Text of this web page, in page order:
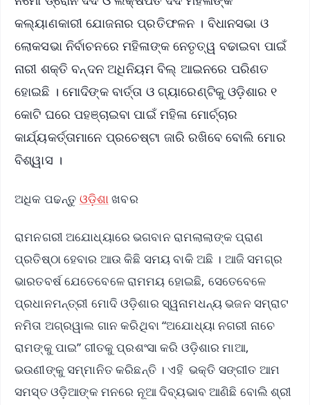
କଲ୍ୟାଣକାରୀ ଯୋଜନାର ପ୍ରତିଫଳନ । ବିଧାନସଭା ଓ
ଲୋକସଭା ନିର୍ବାଚନରେ ମହିଳାଙ୍କ ନେତୃତ୍ୱ ବଢାଇବା ପାଇଁ
ନାରୀ ଶକ୍ତି ବନ୍ଦନ ଅଧିନିୟମ ବିଲ୍ ଆଇନରେ ପରିଣତ
ହୋଇଛି । ମୋଦିଙ୍କ ବାର୍ତ୍ତା ଓ ଗ୍ୟାରେଣ୍ଟିକୁ ଓଡ଼ିଶାର ୧
କୋଟି ଘରେ ପହଞ୍ଚାଇବା ପାଇଁ ମହିଳା ମୋର୍ଚ୍ଚାର
କାର୍ଯ୍ୟକର୍ତ୍ତାମାନେ ପ୍ରଚେଷ୍ଟା ଜାରି ରଖିବେ ବୋଲି ମୋର
ବିଶ୍ୱାସ ।
ଅଧିକ ପଢନ୍ତୁ ଓଡ଼ିଶା ଖବର
ରାମନଗରୀ ଅଯୋଧ୍ୟାରେ ଭଗବାନ ରାମଲାଲାଙ୍କ ପ୍ରାଣ
ପ୍ରତିଷ୍ଠା ହେବାର ଆଉ କିଛି ସମୟ ବାକି ଅଛି । ଆଜି ସମଗ୍ର
ଭାରତବର୍ଷ ଯେତେବେଳେ ରାମମୟ ହୋଇଛି, ସେତେବେଳେ
ପ୍ରଧାନମନ୍ତ୍ରୀ ମୋଦି ଓଡ଼ିଶାର ସ୍ୱନାମଧନ୍ୟ ଭଜନ ସମ୍ରାଟ
ନମିତା ଅଗ୍ରୱାଲ ଗାନ କରିଥିବା “ଅଯୋଧ୍ୟା ନଗରୀ ନାଚେ
ରାମଙ୍କୁ ପାଇ” ଗୀତକୁ ପ୍ରଶଂସା କରି ଓଡ଼ିଶାର ମାଆ,
ଭଉଣୀଙ୍କୁ ସମ୍ମାନିତ କରିଛନ୍ତି । ଏହି ଭକ୍ତି ସଙ୍ଗୀତ ଆମ
ସମସ୍ତ ଓଡ଼ିଆଙ୍କ ମନରେ ନୂଆ ଦିବ୍ୟଭାବ ଆଣିଛି ବୋଲି ଶ୍ରୀ